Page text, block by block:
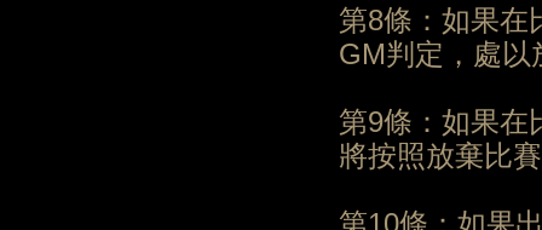
第8條：如果在
GM判定，處以
第9條：如果在
將按照放棄比
第10條：如果